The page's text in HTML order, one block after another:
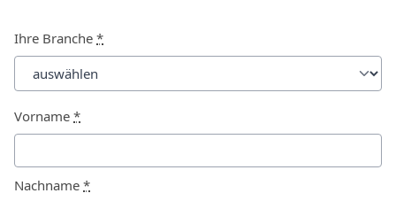
Ihre Branche *
Vorname *
Nachname *